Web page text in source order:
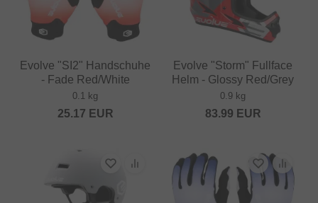
Evolve "SI2" Handschuhe
- Fade Red/White
0.1 kg
25.17 EUR
Evolve "Storm" Fullface
Helm - Glossy Red/Grey
0.9 kg
83.99 EUR